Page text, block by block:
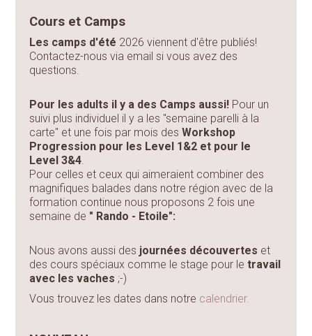
Cours et Camps
Les camps d'été 2026 viennent d'être publiés!
Contactez-nous via email si vous avez des
questions.
Pour les adults il y a des Camps aussi! Pour un
suivi plus individuel il y a les "semaine parelli à la
carte" et une fois par mois desWorkshop
Progression pour les Level 1&2 et pour le
Level 3&4.
Pour celles et ceux qui aimeraient combiner des
magnifiques balades dans notre région avec de la
formation continue nous proposons 2 fois une
semaine de " Rando - Etoile":
Nous avons aussi des journées découvertes et
des cours spéciaux comme le stage pour letravail
avec les vaches ;-)
Vous trouvez les dates dans notre calendrier.